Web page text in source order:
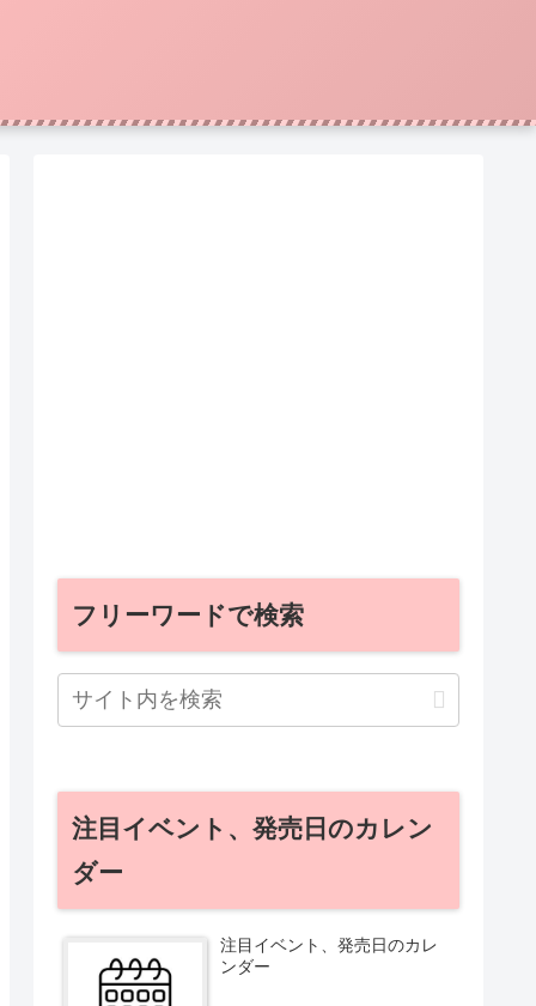
フリーワードで検索
注目イベント、発売日のカレン
ダー
注目イベント、発売日のカレ
ンダー